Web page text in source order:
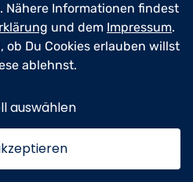
Traum vom romantischen
genau dem Maß an
Kunst für Perfektionisten,
die Natur lieben und Geduld
Lass Deinen Garten
Nähere Informationen findest
und dem Impressum.
Du Cookies erlauben willst
ablehnst.
auswählen